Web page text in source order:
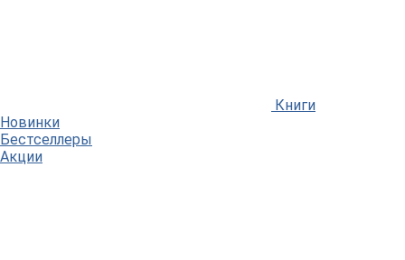
Книги
Новинки
Бестселлеры
Акции